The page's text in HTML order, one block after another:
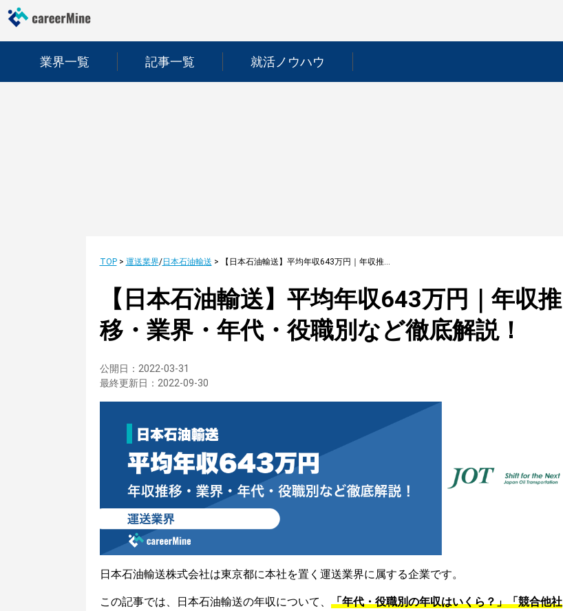
業界一覧 記事一覧 就活ノウハウ
TOP> 運送業界/日本石油輸送 > 【日本石油輸送】平均年収643万円｜年収推移・業界・年代・役職別など徹底解説！
【日本石油輸送】平均年収643万円｜年収推
移・業界・年代・役職別など徹底解説！
公開日： 2022-03-31
最終更新日： 2022-09-30
日本石油輸送株式会社は東京都に本社を置く運送業界に属する企業です。
この記事では、日本石油輸送の年収について、 「年代・役職別の年収はいくら？」「競合他社